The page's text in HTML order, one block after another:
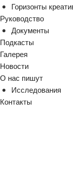
Горизонты
Руководство
Документы
Подкасты
Галерея
Новости
О нас пишут
Исследования
Контакты